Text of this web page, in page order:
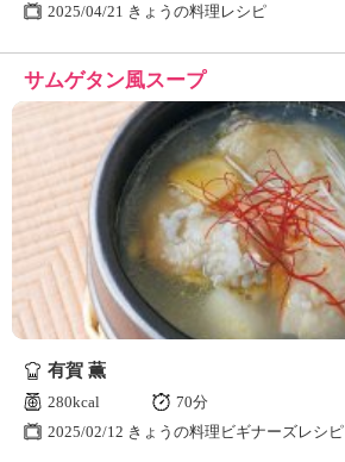
2025/04/21 きょうの料理レシピ
サムゲタン風スープ
有賀 薫
280kcal
70分
2025/02/12 きょうの料理ビギナーズレシピ